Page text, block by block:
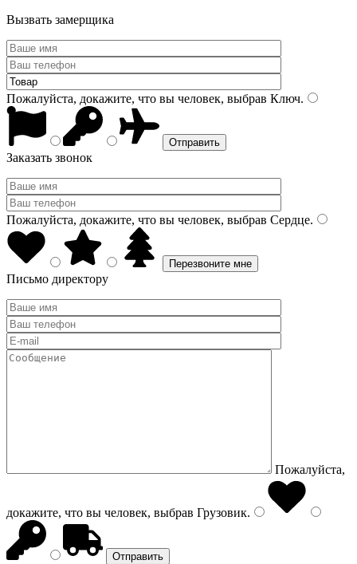
Вызвать замерщика
Пожалуйста, докажите, что вы человек, выбрав Ключ.
Заказать звонок
Пожалуйста, докажите, что вы человек, выбрав Сердце.
Письмо директору
Пожалуйста,
докажите, что вы человек, выбрав Грузовик.